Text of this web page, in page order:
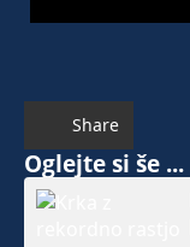
Share
Oglejte si še ...